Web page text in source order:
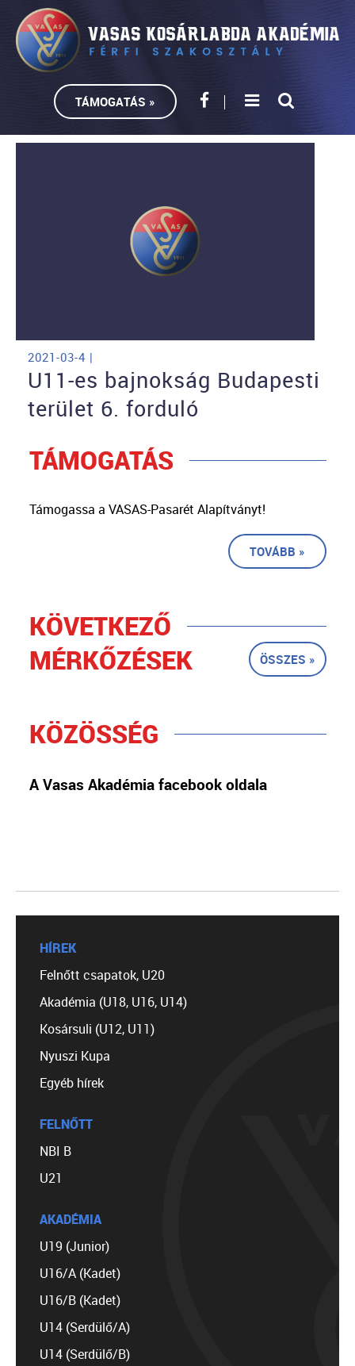
TÁMOGATÁS »
2021-03-4 |
U11-es bajnokság Budapesti
terület 6. forduló
TÁMOGATÁS
Támogassa a VASAS-Pasarét Alapítványt!
TOVÁBB »
KÖVETKEZŐ
MÉRKŐZÉSEK
ÖSSZES »
KÖZÖSSÉG
A Vasas Akadémia facebook oldala
HÍREK
Felnőtt csapatok, U20
Akadémia (U18, U16, U14)
Kosársuli (U12, U11)
Nyuszi Kupa
Egyéb hírek
FELNŐTT
NBI B
U21
AKADÉMIA
U19 (Junior)
U16/A (Kadet)
U16/B (Kadet)
U14 (Serdülő/A)
U14 (Serdülő/B)